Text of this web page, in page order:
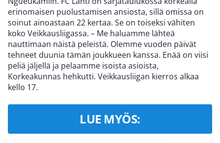
erinomaisen puolustamisen ansiosta, sillä omissa on
soinut ainoastaan 22 kertaa. Se on toiseksi vähiten
koko Veikkausliigassa. – Me haluamme lähteä
nauttimaan näistä peleistä. Olemme vuoden päivät
tehneet duunia tämän joukkueen kanssa. Enää on viisi
peliä jäljellä ja pelaamme isoista asioista,
Korkeakunnas hehkutti. Veikkausliigan kierros alkaa
kello 17.
LUE MYÖS: